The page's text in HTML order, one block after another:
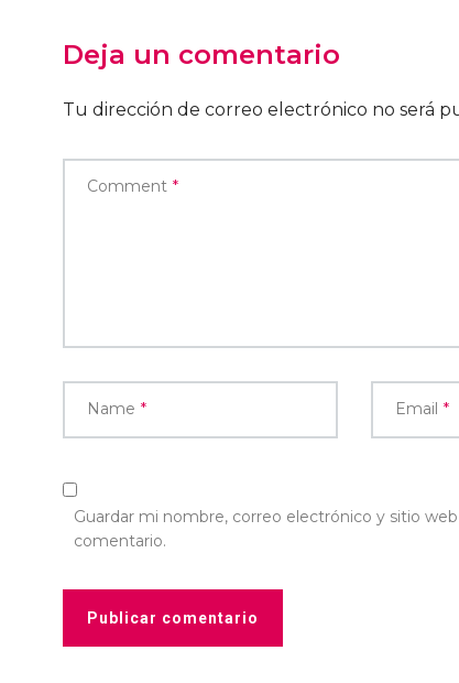
Deja un comentario
Tu dirección de correo electrónico no será
Comment *
Name * Email *
Guardar mi nombre, correo electrónico y sitio
comentario.